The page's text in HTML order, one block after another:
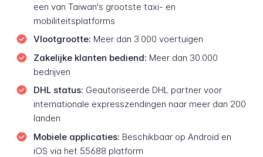
een van Taiwan's grootste taxi- en
mobiliteitsplatforms
Vlootgrootte: Meer dan 3.000 voertuigen
Zakelijke klanten bediend: Meer dan 30.000
bedrijven
DHL status: Geautoriseerde DHL partner voor
internationale expresszendingen naar meer dan 200
landen
Mobiele applicaties: Beschikbaar op Android en
iOS via het 55688 platform